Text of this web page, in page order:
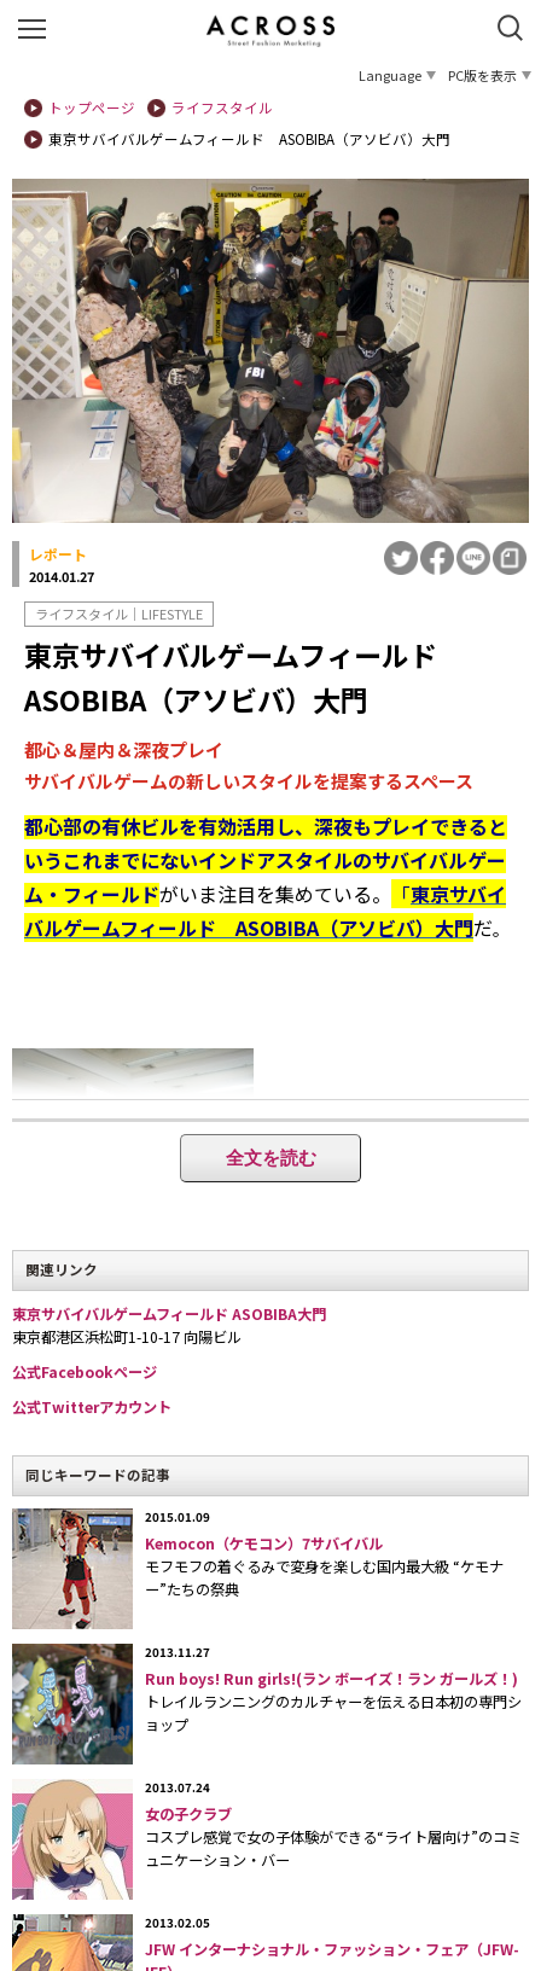
Language
PC版を表示
トップページ
ライフスタイル
東京サバイバルゲームフィールド ASOBIBA（アソビバ）大門
レポート
2014.01.27
ライフスタイル｜LIFESTYLE
東京サバイバルゲームフィールド
ASOBIBA（アソビバ）大門
都心＆屋内＆深夜プレイ
サバイバルゲームの新しいスタイルを提案するスペース
都心部の有休ビルを有効活用し、深夜もプレイできると
いうこれまでにないインドアスタイルのサバイバルゲー
ム・フィールドがいま注目を集めている。 「東京サバイ
バルゲームフィールド ASOBIBA（アソビバ）大門だ。
ションやデスクなどは既存のものをそのまま使用しているためかえってリア
リティがある
フィールドにはビル内の２フロアを使用。各地点にジャッジが配置されゲー
ムの進行を監督する
夜間それもビル内での戦闘は野外でのゲームとは違った緊張感がある。定め
られた場所に被弾した時点でリタイヤとなるルール
全文を読む
関連リンク
東京サバイバルゲームフィールド ASOBIBA大門
東京都港区浜松町1-10-17 向陽ビル
公式Facebookページ
公式Twitterアカウント
同じキーワードの記事
2015.01.09
Kemocon（ケモコン）7サバイバル
モフモフの着ぐるみで変身を楽しむ国内最大級 “ケモナ
ー”たちの祭典
2013.11.27
Run boys! Run girls!(ラン ボーイズ！ラン ガールズ！)
トレイルランニングのカルチャーを伝える日本初の専門シ
ョップ
2013.07.24
女の子クラブ
コスプレ感覚で女の子体験ができる“ライト層向け”のコミ
ュニケーション・バー
2013.02.05
JFW インターナショナル・ファッション・フェア（JFW-